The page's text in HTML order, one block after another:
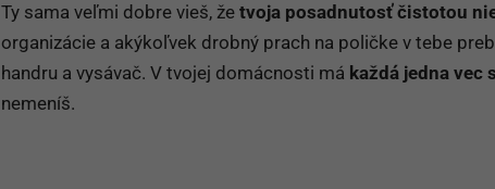
Ty sama veľmi dobre vieš, že tvoja posadnutosť čistotou
organizácie a akýkoľvek drobný prach na poličke v tebe
handru a vysávač. V tvojej domácnosti má každá jedna vec
nemeníš.